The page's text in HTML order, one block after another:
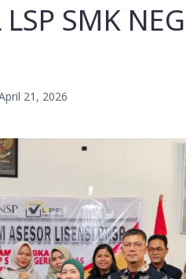
LSP SMK
21, 2026